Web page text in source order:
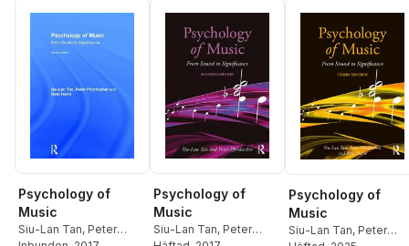
Psychology of
Music
Siu-Lan Tan, Peter
Psychology of
Music
Siu-Lan Tan, Peter
Psychology of
Music
Siu-Lan Tan, Peter